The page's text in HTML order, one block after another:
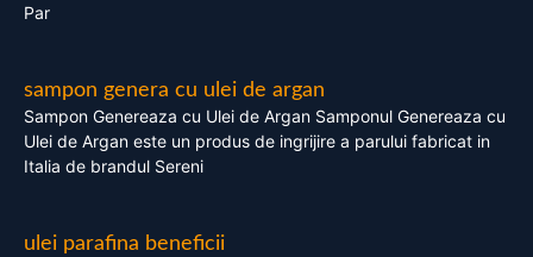
Par
sampon genera cu ulei de argan
Sampon Genereaza cu Ulei de Argan Samponul Genereaza cu
Ulei de Argan este un produs de ingrijire a parului fabricat in
Italia de brandul Sereni
ulei parafina beneficii